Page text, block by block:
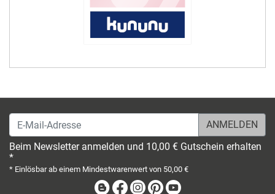
E-Mail-Adresse
Beim Newsletter anmelden und 10,00 € Gutschein erhalten
*
* Einlösbar ab einem Mindestwarenwert von 50,00 €
BlogFacebook
Instagram
Pinterest